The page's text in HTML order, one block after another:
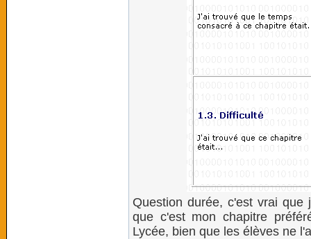
Question durée, c'est vrai
que c'est mon chapitre
Lycée, bien que les élèves ne